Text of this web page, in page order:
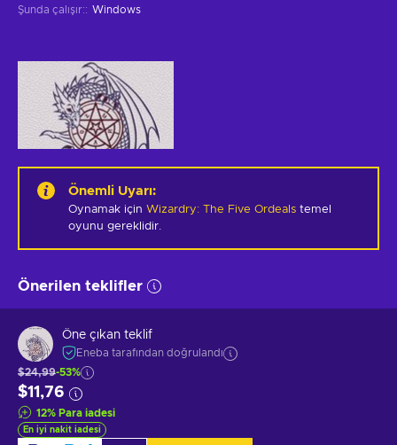
Şunda çalışır:: Windows
Önemli Uyarı:
Oynamak için Wizardry: The Five Ordeals temel
oyunu gereklidir.
Önerilen teklifler
Öne çıkan teklif
Eneba tarafından doğrulandı
$24,99-53%
$11,76
12% Para iadesi
En iyi nakit iadesi